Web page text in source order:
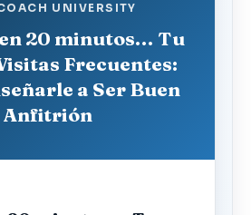
UNIVERSITY
20 minutos… Tu
Frecuentes:
a Ser Buen
Anfitrión